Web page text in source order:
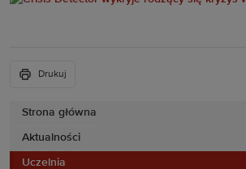
Strona główna
Aktualności
Uczelnia
Drukuj